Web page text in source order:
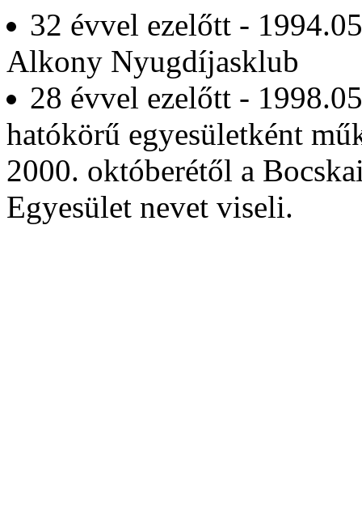
32 évvel ezelőtt -
Alkony Nyugdíjasklub
28 évvel ezelőtt -
hatókörű egyesületként
2000. októberétől a
Egyesület nevet viseli.